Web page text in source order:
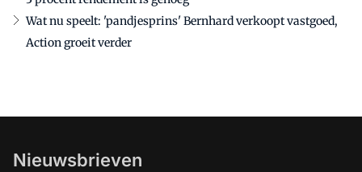
Wat nu speelt: 'pandjesprins' Bernhard verkoopt vastgoed,
Action groeit verder
Nieuwsbrieven